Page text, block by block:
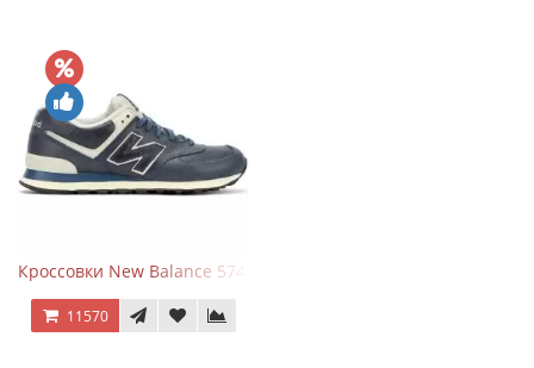
Кроссовки New Balance 574 Classic Blue White Leather
11570